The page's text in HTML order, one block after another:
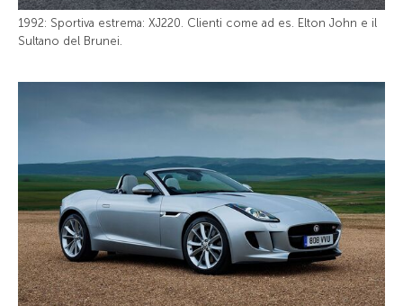
1992: Sportiva estrema: XJ220. Clienti come ad es. Elton John e il
Sultano del Brunei.